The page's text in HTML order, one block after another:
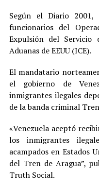
Según el Diario
funcionarios del
Expulsión del
Aduanas de EEUU (ICE).
El mandatario
el gobierno de
inmigrantes ilegales
de la banda criminal
«Venezuela aceptó
los inmigrantes
acampados en Estados
del Tren de Aragua”,
Truth Social.